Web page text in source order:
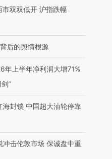
市双双低开 沪指跌幅
后的舆情根源
年上半年净利润大增71%
”
海封锁 中国超大油轮停靠
冲击伦敦市场 保诚盘中重